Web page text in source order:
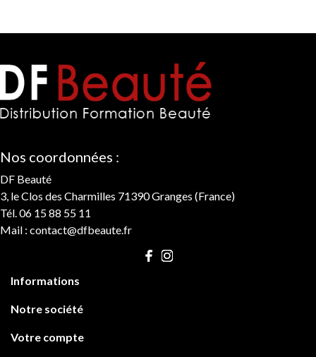
Nos coordonnées :
DF Beauté
3, le Clos des Charmilles 71390 Granges (France)
Tél. 06 15 88 55 11
Mail : contact@dfbeaute.fr
Informations
Notre société
Votre compte